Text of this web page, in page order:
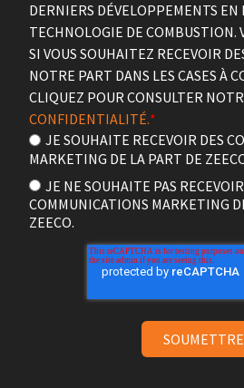
DERNIERS DÉVELOPPEMENTS EN
TECHNOLOGIE DE COMBUSTION.
SI VOUS SOUHAITEZ RECEVOIR
NOTRE PART DANS LES CASES À
CLIQUEZ POUR CONSULTER
CONFIDENTIALITÉ.*
JE SOUHAITE RECEVOIR DES
MARKETING DE LA PART DE
JE NE SOUHAITE PAS
COMMUNICATIONS MARKETING
ZEECO.